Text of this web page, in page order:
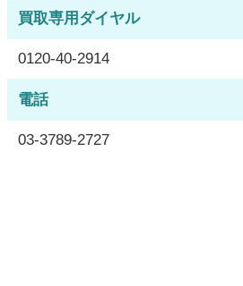
買取専用ダイヤル
0120-40-2914
電話
03-3789-2727